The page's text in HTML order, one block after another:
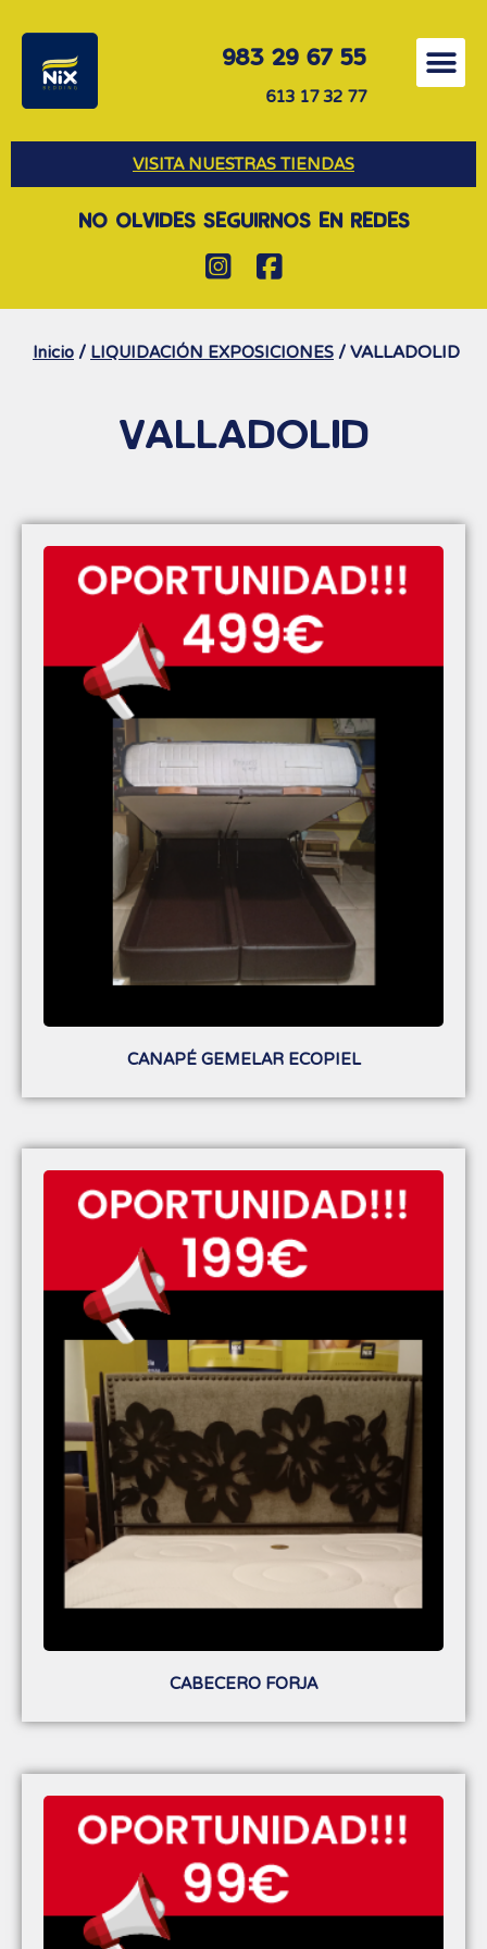
983 29 67 55
613 17 32 77
VISITA NUESTRAS TIENDAS
NO OLVIDES SEGUIRNOS EN REDES
Inicio / LIQUIDACIÓN EXPOSICIONES / VALLADOLID
VALLADOLID
CANAPÉ GEMELAR ECOPIEL
CABECERO FORJA